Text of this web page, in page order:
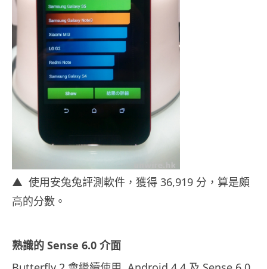
▲ 使用安兔兔評測軟件，獲得 36,919 分，算是頗
高的分數。
熟識的 Sense 6.0 介面